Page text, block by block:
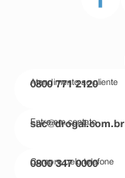
Atendimento ao cliente
0800 771 2120
Entre em contato
sac@drogal.com.br
Compre pelo telefone
0800 347 0000